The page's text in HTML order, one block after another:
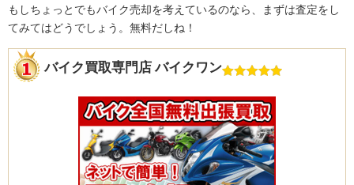
もしちょっとでもバイク売却を考えているのなら、まずは査定をし
てみてはどうでしょう。無料だしね！
バイク買取専門店 バイクワン